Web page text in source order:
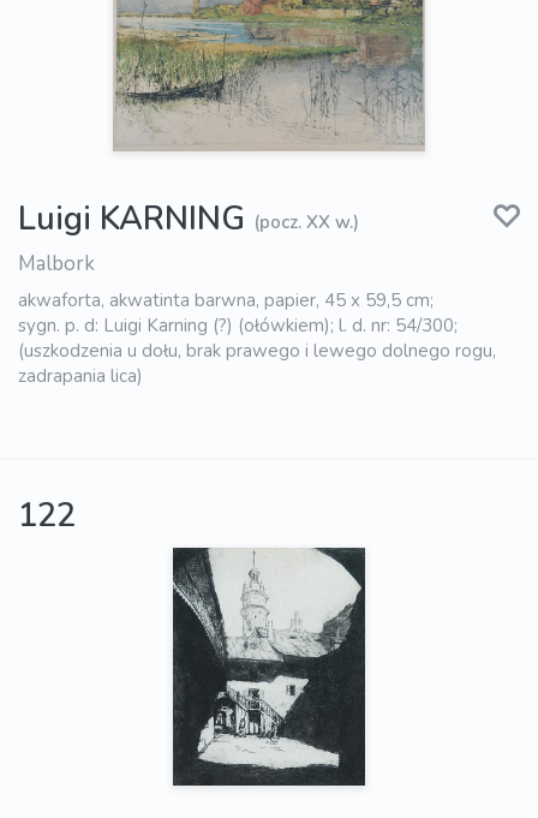
Luigi KARNING (pocz. XX w.)
Malbork
akwaforta, akwatinta barwna, papier, 45 x 59,5 cm;
sygn. p. d: Luigi Karning (?) (ołówkiem); l. d. nr: 54/300;
(uszkodzenia u dołu, brak prawego i lewego dolnego rogu,
zadrapania lica)
122